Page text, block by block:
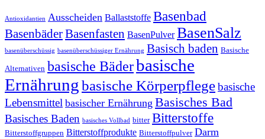
Antioxidantien Ausscheiden Ballaststoffe Basenbad
BasenbäderBasenfasten BasenPulver BasenSalz
basenüberschüssig basenüberschüssiger Ernährung Basisch baden Basische
Alternativen basische Bäderbasische
Ernährungbasische Körperpflegebasische
Lebensmittel basischer Ernährung Basisches Bad
Basisches Baden basisches Vollbad bitter Bitterstoffe
Bitterstoffgruppen Bitterstoffprodukte Bitterstoffpulver Darm